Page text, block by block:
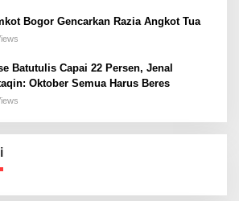
Bogor Gencarkan Razia Angkot Tua
Batutulis Capai 22 Persen, Jenal
Oktober Semua Harus Beres